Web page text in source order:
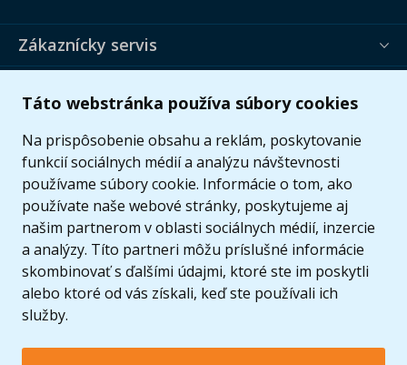
Táto webstránka používa súbory cookies
Na prispôsobenie obsahu a reklám, poskytovanie
funkcií sociálnych médií a analýzu návštevnosti
používame súbory cookie. Informácie o tom, ako
používate naše webové stránky, poskytujeme aj
našim partnerom v oblasti sociálnych médií, inzercie
a analýzy. Títo partneri môžu príslušné informácie
skombinovať s ďalšími údajmi, ktoré ste im poskytli
alebo ktoré od vás získali, keď ste používali ich
služby.
Zákaznícky servis